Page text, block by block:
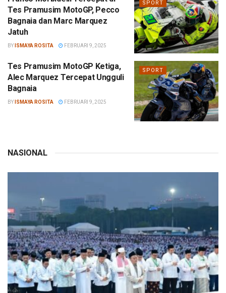
SPORT
Tes Pramusim MotoGP, Pecco
Bagnaia dan Marc Marquez
Jatuh
BY ISMAYA ROSITA FEBRUARI 9, 2025
SPORT
Tes Pramusim MotoGP Ketiga,
Alec Marquez Tercepat Ungguli
Bagnaia
BY ISMAYA ROSITA FEBRUARI 9, 2025
NASIONAL